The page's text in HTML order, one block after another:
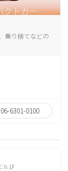
乗り捨てなどの
06-6301-0100
ル1F